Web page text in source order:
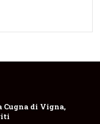
Cugna di Vigna,